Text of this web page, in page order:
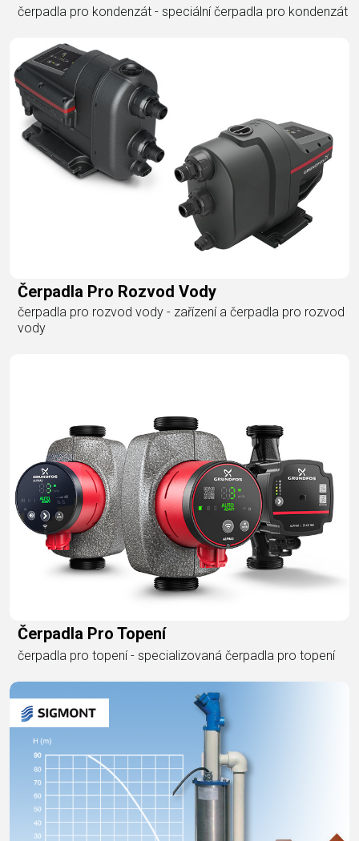
čerpadla pro kondenzát - speciální čerpadla pro kondenzát
Čerpadla Pro Rozvod Vody
čerpadla pro rozvod vody - zařízení a čerpadla pro rozvod
vody
Čerpadla Pro Topení
čerpadla pro topení - specializovaná čerpadla pro topení